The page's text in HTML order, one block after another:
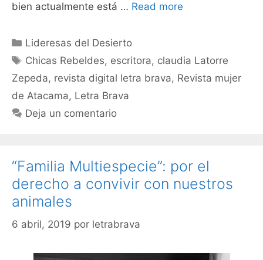
bien actualmente está … Read more
Lideresas del Desierto
Chicas Rebeldes, escritora, claudia Latorre
Zepeda, revista digital letra brava, Revista mujer
de Atacama, Letra Brava
Deja un comentario
“Familia Multiespecie”: por el
derecho a convivir con nuestros
animales
6 abril, 2019 por letrabrava